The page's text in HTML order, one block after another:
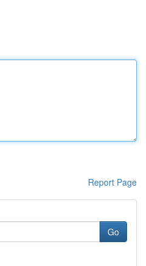
Report Page
Go